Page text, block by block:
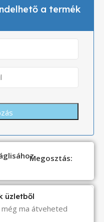
a termék
Megosztás:
üzletből
ma átveheted